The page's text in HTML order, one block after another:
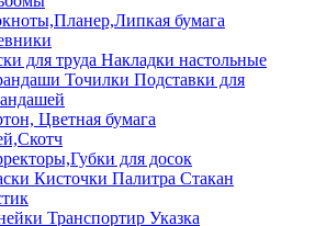
бумага
для труда Накладки настольные
Точилки Подставки для
Цветная бумага
для досок
Кисточки Палитра Стакан
Транспортир Указка